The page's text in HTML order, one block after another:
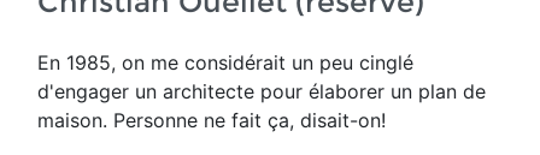
En 1985, on me considérait un peu cinglé
d'engager un architecte pour élaborer un plan de
maison. Personne ne fait ça, disait-on!